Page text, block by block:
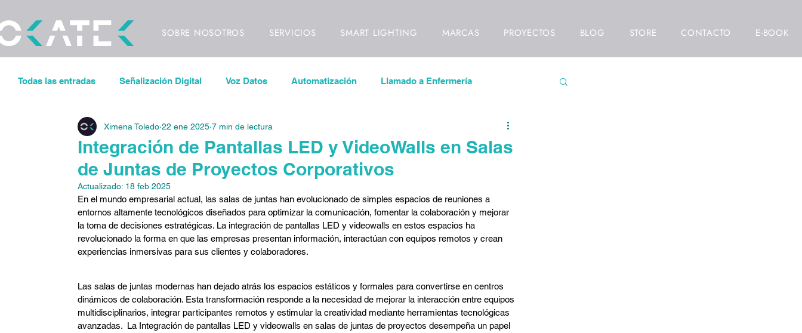
SOBRE NOSOTROS SERVICIOS SMART LIGHTING MARCAS PROYECTOS BLOG STORE CONTACTO E-BOOK
Todas las entradas Señalización Digital Voz Datos Automatización Llamado a Enfermería
Sonorización Control de iluminación Pantallas LED
Espacios de Trabajo Inteligentes CODECS Videovigilancia Control de Acceso
Conciertos Festivales Videowall Video Mapping Interiorismo Diseño de Interiores
Integración de Pantallas LED y VideoWalls en Salas
de Juntas de Proyectos Corporativos
Ximena Toledo 22 ene 2025 7 min de lectura
Actualizado: 18 feb 2025
En el mundo empresarial actual, las salas de juntas han evolucionado de simples espacios de reuniones a
entornos altamente tecnológicos diseñados para optimizar la comunicación, fomentar la colaboración y mejorar
la toma de decisiones estratégicas. La integración de pantallas LED y videowalls en estos espacios ha
revolucionado la forma en que las empresas presentan información, interactúan con equipos remotos y crean
experiencias inmersivas para sus clientes y colaboradores.
Las salas de juntas modernas han dejado atrás los espacios estáticos y formales para convertirse en centros
dinámicos de colaboración. Esta transformación responde a la necesidad de mejorar la interacción entre equipos
multidisciplinarios, integrar participantes remotos y estimular la creatividad mediante herramientas tecnológicas
avanzadas.  La Integración de pantallas LED y videowalls en salas de juntas de proyectos desempeña un papel